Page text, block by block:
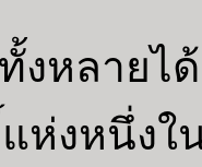
งหลาย
ห่งหนึ่งใ